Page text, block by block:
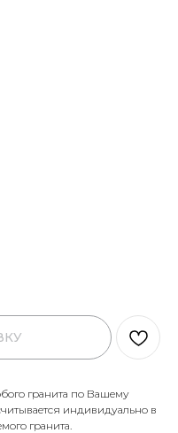
гранита по Вашему
индивидуально в
гранита.